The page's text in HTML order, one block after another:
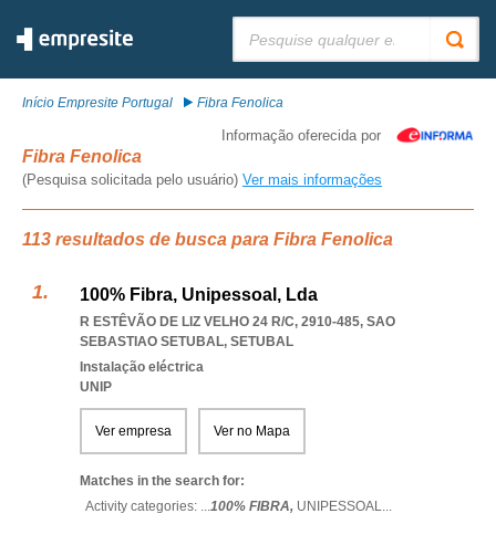
Início Empresite Portugal Fibra Fenolica
Informação oferecida por
Fibra Fenolica
(Pesquisa solicitada pelo usuário) Ver mais informações
113 resultados de busca para Fibra Fenolica
100% Fibra, Unipessoal, Lda
R ESTÊVÃO DE LIZ VELHO 24 R/C, 2910-485, SAO
SEBASTIAO SETUBAL, SETUBAL
Instalação eléctrica
UNIP
Ver empresa Ver no Mapa
Matches in the search for:
Activity categories: ...100% FIBRA, UNIPESSOAL...